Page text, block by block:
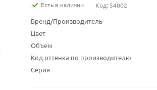
Есть в наличии Код: 54002
Бренд/Производитель
Цвет
Объем
Код оттенка по производителю
Серия